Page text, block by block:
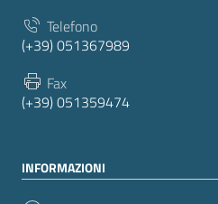
Telefono
(+39) 051367989
Fax
(+39) 051359474
INFORMAZIONI